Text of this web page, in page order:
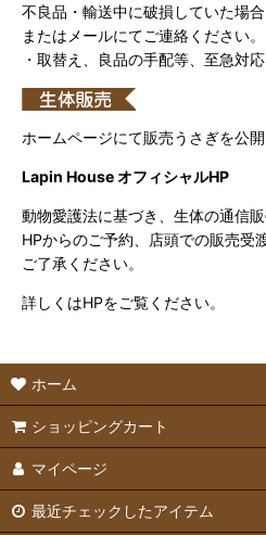
不良品・輸送中に破損していた場
またはメールにてご連絡ください。
・取替え、良品の手配等、至急対
ホームページにて販売うさぎを公開
Lapin House オフィシャルHP
動物愛護法に基づき、生体の通信
HPからのご予約、店頭での販売受
ご了承ください。
詳しくはHPをご覧ください。
ホーム
ショッピングカート
マイページ
最近チェックしたアイテム